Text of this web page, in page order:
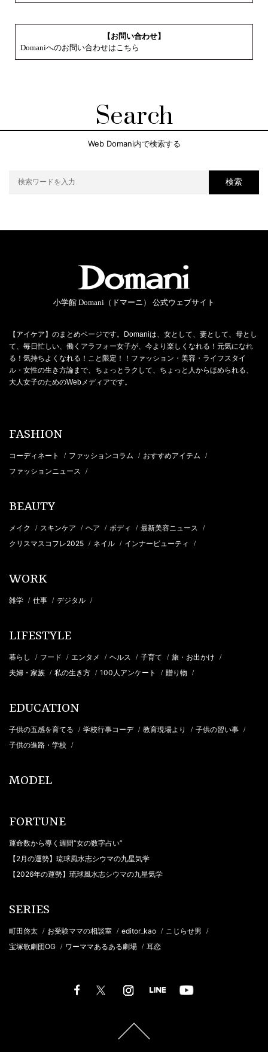
【お問い合わせ】
Domaniへのお問い合わせはこちら
Search
Web Domani内で検索する
検索
小学館 Domani（ドマーニ） 公式ウェブサイト
【アイケア】のまとめページです。Domaniは、女として、妻として、母とし
て、毎日忙しい、働くアラフォー女子が、今より楽しくなれる！元気になれ
る！気持ちよくなれる！こと限定！！ファッション・美容・ライフスタイ
ル・女性の生き方論まで、ちょっとラクして、ちょっと人からほめられる、
大人女子のためのWebメディアです。
FASHION
コーディネート / ファッションコラム / おすすめアイテム /
ファッションニュース /
BEAUTY
メイク / スキンケア / ヘア / ボディ / 最新美容ニュース /
クリスマスコフレ2025 / ネイル / インナービューティ /
WORK
雑学 / 仕事 / デジタル /
LIFESTYLE
暮らし / フード / エンタメ / ヘルス / 子育て / 旅・お出かけ /
夫婦・家族 / 私の生き方 / 100人アンケート / 贈り物 /
EDUCATION
子供の五感を育てる / 学校行事コーデ / 教育現場より / 子供の習い事 /
子供の進路・学校 /
MODEL
FORTUNE
運命数から導く週間“女の数字占い”
【2月の運勢】琉球風水志シウマの九星気学
【2026年の運勢】琉球風水志シウマの九星気学
SERIES
町田啓太 / お受験ママの相談室 / editor_kao / こじらせ男 /
宝塚歌劇団OG / ワーママあるある劇場 / 耳恋